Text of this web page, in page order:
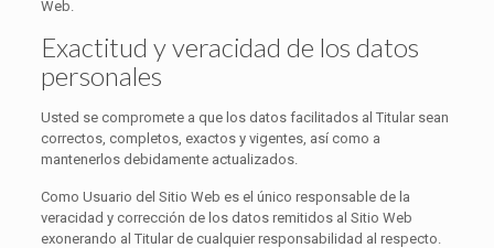
Web.
Exactitud y veracidad de los datos
personales
Usted se compromete a que los datos facilitados al Titular sean
correctos, completos, exactos y vigentes, así como a
mantenerlos debidamente actualizados.
Como Usuario del Sitio Web es el único responsable de la
veracidad y corrección de los datos remitidos al Sitio Web
exonerando al Titular de cualquier responsabilidad al respecto.